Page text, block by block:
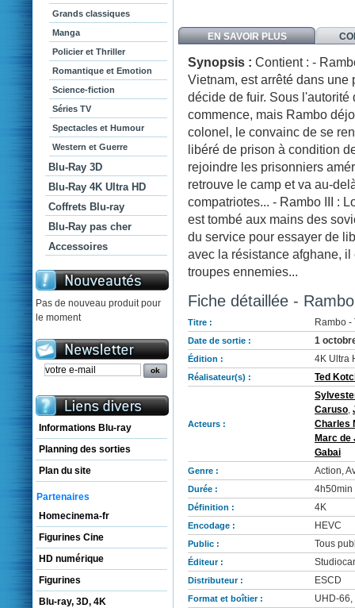
Grands classiques
Manga
Policier et Thriller
Romantique et Emotion
Science-fiction
Séries TV
Spectacles et Humour
Western et Guerre
Blu-Ray 3D
Blu-Ray 4K Ultra HD
Coffrets Blu-ray
Blu-Ray pas cher
Accessoires
Pas de nouveau produit pour
le moment
Informations Blu-ray
Planning des sorties
Plan du site
Partenaires
Homecinema-fr
Figurines Cine
HD numérique
Figurines
Blu-ray, 3D, 4K
EN SAVOIR PLUS
Synopsis : Contient : -
Vietnam, est arrêté dans
décide de fuir. Sous
commence, mais Rambo
colonel, le convainc de se
libéré de prison à condition
rejoindre les prisonniers
retrouve le camp et va au-
compatriotes... - Rambo III :
est tombé aux mains des
du service pour essayer de
avec la résistance afghane,
troupes ennemies...
Fiche détaillée -
Titre : Rambo -
Date de sortie : 1
Édition : 4K Ultra
Réalisateur(s) : Ted
Acteurs :
Caruso
Charles
Marc de
Gabai
Genre : Action,
Durée : 4h50min
Définition : 4K
Encodage : HEVC
Public : Tous
Éditeur :
Distributeur : ESCD
Format et boîtier : UHD-